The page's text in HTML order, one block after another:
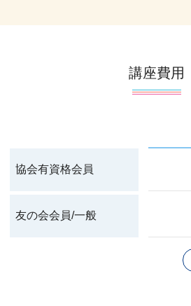
講座費用
協会有資格会員
友の会会員/一般